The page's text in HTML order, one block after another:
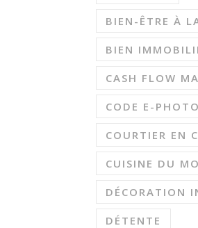
BIEN-ÊTRE À
BIEN
CASH FLOW
CODE E-PHOTO
COURTIER EN
CUISINE DU
DÉCORATION
DÉTENTE